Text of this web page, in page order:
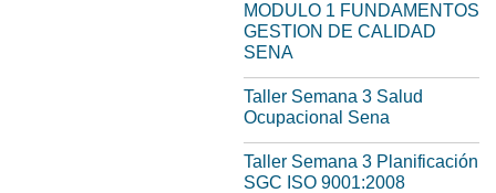
MODULO 1 FUNDAMENTOS
GESTION DE CALIDAD
SENA
Taller Semana 3 Salud
Ocupacional Sena
Taller Semana 3 Planificación
SGC ISO 9001:2008